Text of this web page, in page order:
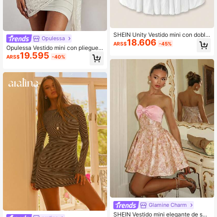
Opulessa
Opulessa Vestido mini con pliegues
y bandeau, elegante para fiestas de
verano
ARS$19.595 -40%
SHEIN Unity Vestido mini con dobla
dillo de burbuja con bloques de colo
r elegante
ARS$18.606 -45%
Glamine Charm
SHEIN Vestido mini elegante de sat